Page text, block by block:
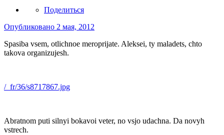
Поделиться
Опубликовано 2 мая, 2012
Spasiba vsem, otlichnoe meroprijate. Aleksei, ty maladets, chto
takova organizujesh.
/_fr/36/s8717867.jpg
Abratnom puti silnyi bokavoi veter, no vsjo udachna. Da novyh
vstrech.